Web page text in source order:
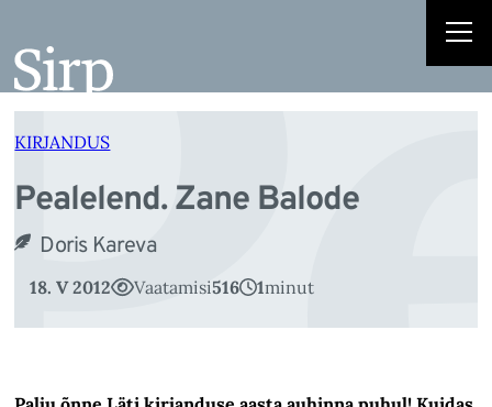
juurde
KIRJANDUS
Pealelend. Zane Balode
Doris Kareva
18. V 2012 Vaatamisi516 1minut